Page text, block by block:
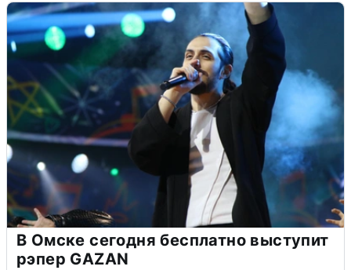
В Омске сегодня бесплатно выступит
рэпер GAZAN